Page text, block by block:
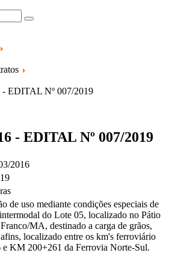
EDITAL Nº 007/2019
- EDITAL Nº 007/2019
2016
de uso mediante condições especiais de
do Lote 05, localizado no Pátio
MA, destinado a carga de grãos,
localizado entre os km's ferroviário
e KM 200+261 da Ferrovia Norte-Sul.